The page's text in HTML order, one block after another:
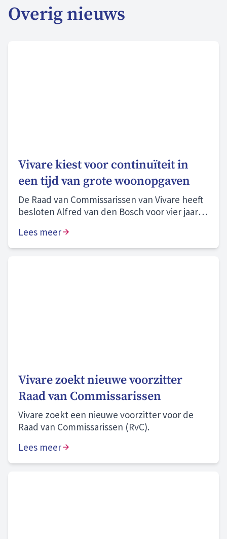
Overig nieuws
Vivare kiest voor continuïteit in
een tijd van grote woonopgaven
De Raad van Commissarissen van Vivare heeft
besloten Alfred van den Bosch voor vier jaar te
Lees meer
Vivare zoekt nieuwe voorzitter
Raad van Commissarissen
Vivare zoekt een nieuwe voorzitter voor de
Raad van Commissarissen (RvC).
Lees meer